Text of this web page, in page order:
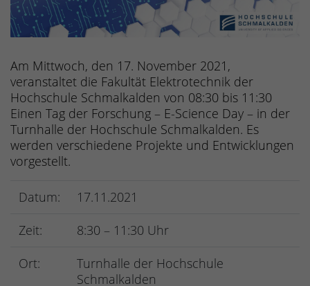
Am Mittwoch, den 17. November 2021,
veranstaltet die Fakultät Elektrotechnik der
Hochschule Schmalkalden von 08:30 bis 11:30
Einen Tag der Forschung – E-Science Day – in der
Turnhalle der Hochschule Schmalkalden. Es
werden verschiedene Projekte und Entwicklungen
vorgestellt.
Datum:
17.11.2021
Zeit:
8:30 – 11:30 Uhr
Ort:
Turnhalle der Hochschule
Schmalkalden